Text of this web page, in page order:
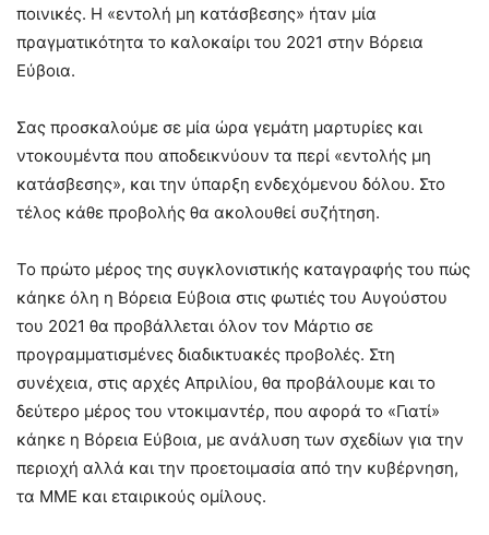
ποινικές. Η «εντολή μη κατάσβεσης» ήταν μία
πραγματικότητα το καλοκαίρι του 2021 στην Βόρεια
Εύβοια.
Σας προσκαλούμε σε μία ώρα γεμάτη μαρτυρίες και
ντοκουμέντα που αποδεικνύουν τα περί «εντολής μη
κατάσβεσης», και την ύπαρξη ενδεχόμενου δόλου. Στο
τέλος κάθε προβολής θα ακολουθεί συζήτηση.
Το πρώτο μέρος της συγκλονιστικής καταγραφής του πώς
κάηκε όλη η Βόρεια Εύβοια στις φωτιές του Αυγούστου
του 2021 θα προβάλλεται όλον τον Μάρτιο σε
προγραμματισμένες διαδικτυακές προβολές. Στη
συνέχεια, στις αρχές Απριλίου, θα προβάλουμε και το
δεύτερο μέρος του ντοκιμαντέρ, που αφορά το «Γιατί»
κάηκε η Βόρεια Εύβοια, με ανάλυση των σχεδίων για την
περιοχή αλλά και την προετοιμασία από την κυβέρνηση,
τα ΜΜΕ και εταιρικούς ομίλους.